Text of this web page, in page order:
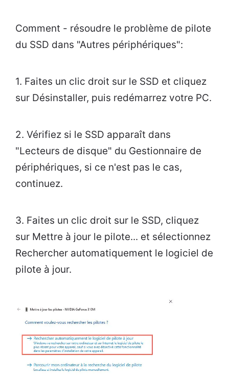
Comment - résoudre le problème de pilote
du SSD dans "Autres périphériques":
1. Faites un clic droit sur le SSD et cliquez
sur Désinstaller, puis redémarrez votre PC.
2. Vérifiez si le SSD apparaît dans
"Lecteurs de disque" du Gestionnaire de
périphériques, si ce n'est pas le cas,
continuez.
3. Faites un clic droit sur le SSD, cliquez
sur Mettre à jour le pilote... et sélectionnez
Rechercher automatiquement le logiciel de
pilote à jour.